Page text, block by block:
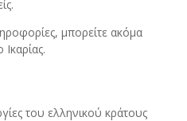
μπορείτε ακόμα
του ελληνικού κράτους